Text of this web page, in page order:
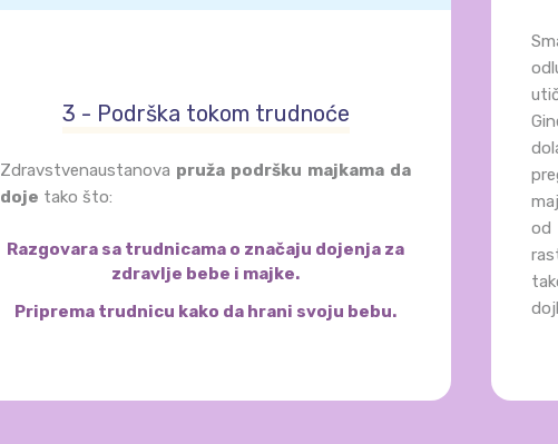
3 - Podrška tokom trudnoće
Zdravstvenaustanova pruža podršku majkama da
doje tako što:
Razgovara sa trudnicama o značaju dojenja za
zdravlje bebe i majke.
Priprema trudnicu kako da hrani svoju bebu.
od